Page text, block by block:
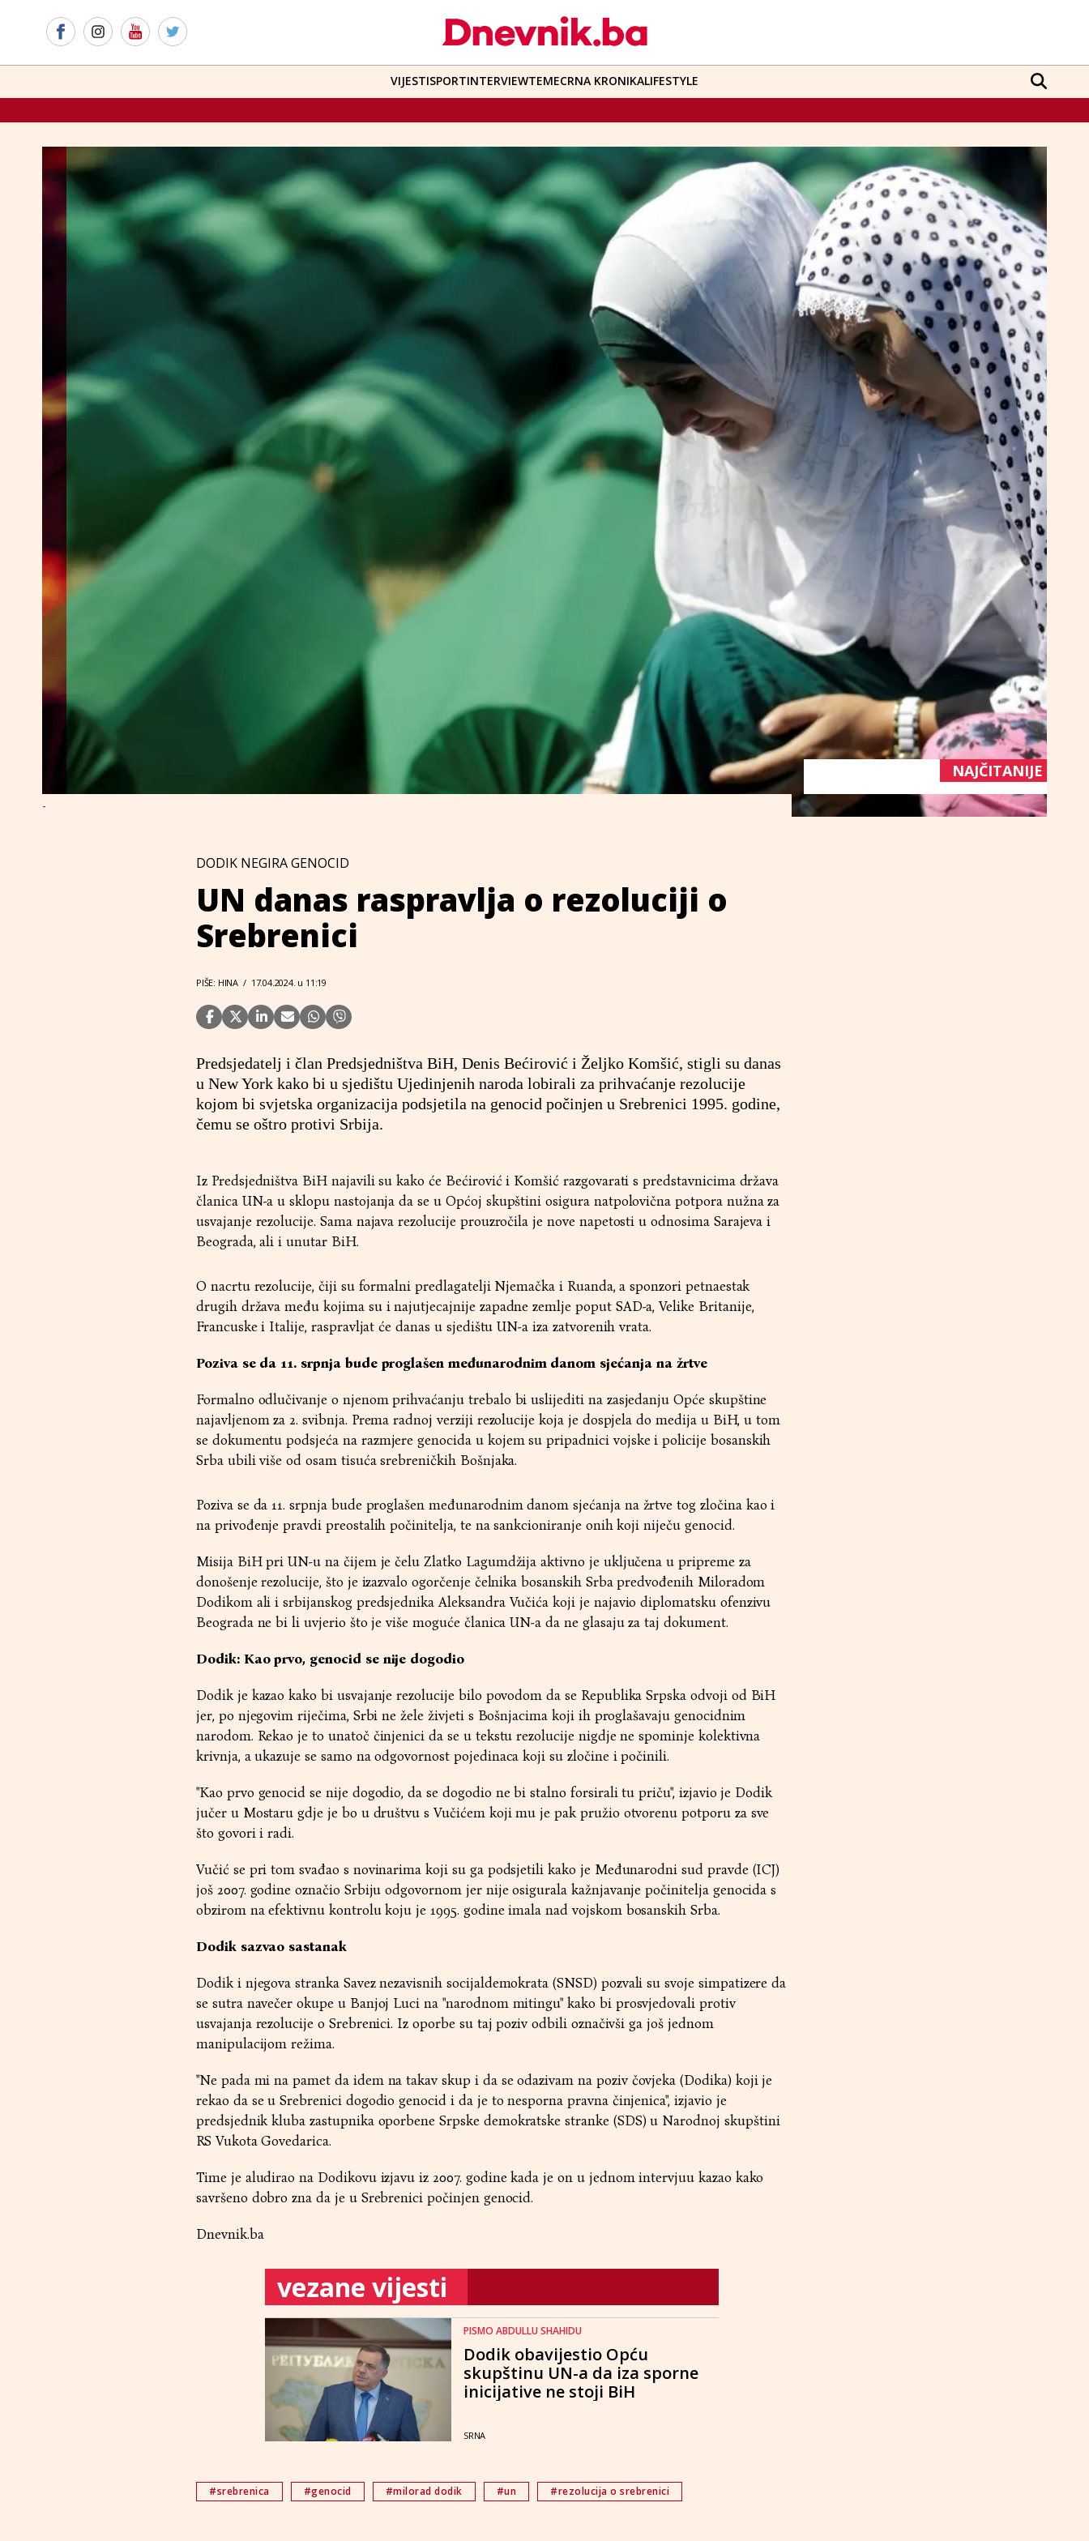
VIJESTISPORTINTERVIEWTEMECRNA KRONIKALIFESTYLE
-
DODIK NEGIRA GENOCID
UN danas raspravlja o rezoluciji o
Srebrenici
PIŠE: HINA / 17.04.2024. u 11:19
Predsjedatelj i član Predsjedništva BiH, Denis Bećirović i Željko Komšić, stigli su danas
u New York kako bi u sjedištu Ujedinjenih naroda lobirali za prihvaćanje rezolucije
kojom bi svjetska organizacija podsjetila na genocid počinjen u Srebrenici 1995. godine,
čemu se oštro protivi Srbija.
Iz Predsjedništva BiH najavili su kako će Bećirović i Komšić razgovarati s predstavnicima država
članica UN-a u sklopu nastojanja da se u Općoj skupštini osigura natpolovična potpora nužna za
usvajanje rezolucije. Sama najava rezolucije prouzročila je nove napetosti u odnosima Sarajeva i
Beograda, ali i unutar BiH.
O nacrtu rezolucije, čiji su formalni predlagatelji Njemačka i Ruanda, a sponzori petnaestak
drugih država među kojima su i najutjecajnije zapadne zemlje poput SAD-a, Velike Britanije,
Francuske i Italije, raspravljat će danas u sjedištu UN-a iza zatvorenih vrata.
Poziva se da 11. srpnja bude proglašen međunarodnim danom sjećanja na žrtve
Formalno odlučivanje o njenom prihvaćanju trebalo bi uslijediti na zasjedanju Opće skupštine
najavljenom za 2. svibnja. Prema radnoj verziji rezolucije koja je dospjela do medija u BiH, u tom
se dokumentu podsjeća na razmjere genocida u kojem su pripadnici vojske i policije bosanskih
Srba ubili više od osam tisuća srebreničkih Bošnjaka.
Poziva se da 11. srpnja bude proglašen međunarodnim danom sjećanja na žrtve tog zločina kao i
na privođenje pravdi preostalih počinitelja, te na sankcioniranje onih koji niječu genocid.
Misija BiH pri UN-u na čijem je čelu Zlatko Lagumdžija aktivno je uključena u pripreme za
donošenje rezolucije, što je izazvalo ogorčenje čelnika bosanskih Srba predvođenih Miloradom
Dodikom ali i srbijanskog predsjednika Aleksandra Vučića koji je najavio diplomatsku ofenzivu
Beograda ne bi li uvjerio što je više moguće članica UN-a da ne glasaju za taj dokument.
Dodik: Kao prvo, genocid se nije dogodio
Dodik je kazao kako bi usvajanje rezolucije bilo povodom da se Republika Srpska odvoji od BiH
jer, po njegovim riječima, Srbi ne žele živjeti s Bošnjacima koji ih proglašavaju genocidnim
narodom. Rekao je to unatoč činjenici da se u tekstu rezolucije nigdje ne spominje kolektivna
krivnja, a ukazuje se samo na odgovornost pojedinaca koji su zločine i počinili.
"Kao prvo genocid se nije dogodio, da se dogodio ne bi stalno forsirali tu priču", izjavio je Dodik
jučer u Mostaru gdje je bo u društvu s Vučićem koji mu je pak pružio otvorenu potporu za sve
što govori i radi.
Vučić se pri tom svađao s novinarima koji su ga podsjetili kako je Međunarodni sud pravde (ICJ)
još 2007. godine označio Srbiju odgovornom jer nije osigurala kažnjavanje počinitelja genocida s
obzirom na efektivnu kontrolu koju je 1995. godine imala nad vojskom bosanskih Srba.
Dodik sazvao sastanak
Dodik i njegova stranka Savez nezavisnih socijaldemokrata (SNSD) pozvali su svoje simpatizere da
se sutra navečer okupe u Banjoj Luci na "narodnom mitingu" kako bi prosvjedovali protiv
usvajanja rezolucije o Srebrenici. Iz oporbe su taj poziv odbili označivši ga još jednom
manipulacijom režima.
"Ne pada mi na pamet da idem na takav skup i da se odazivam na poziv čovjeka (Dodika) koji je
rekao da se u Srebrenici dogodio genocid i da je to nesporna pravna činjenica", izjavio je
predsjednik kluba zastupnika oporbene Srpske demokratske stranke (SDS) u Narodnoj skupštini
RS Vukota Govedarica.
Time je aludirao na Dodikovu izjavu iz 2007. godine kada je on u jednom intervjuu kazao kako
savršeno dobro zna da je u Srebrenici počinjen genocid.
Dnevnik.ba
vezane vijesti
PISMO ABDULLU SHAHIDU
Dodik obavijestio Opću
skupštinu UN-a da iza sporne
inicijative ne stoji BiH
SRNA
#srebrenica #genocid #milorad dodik #un #rezolucija o srebrenici
NAJČITANIJE